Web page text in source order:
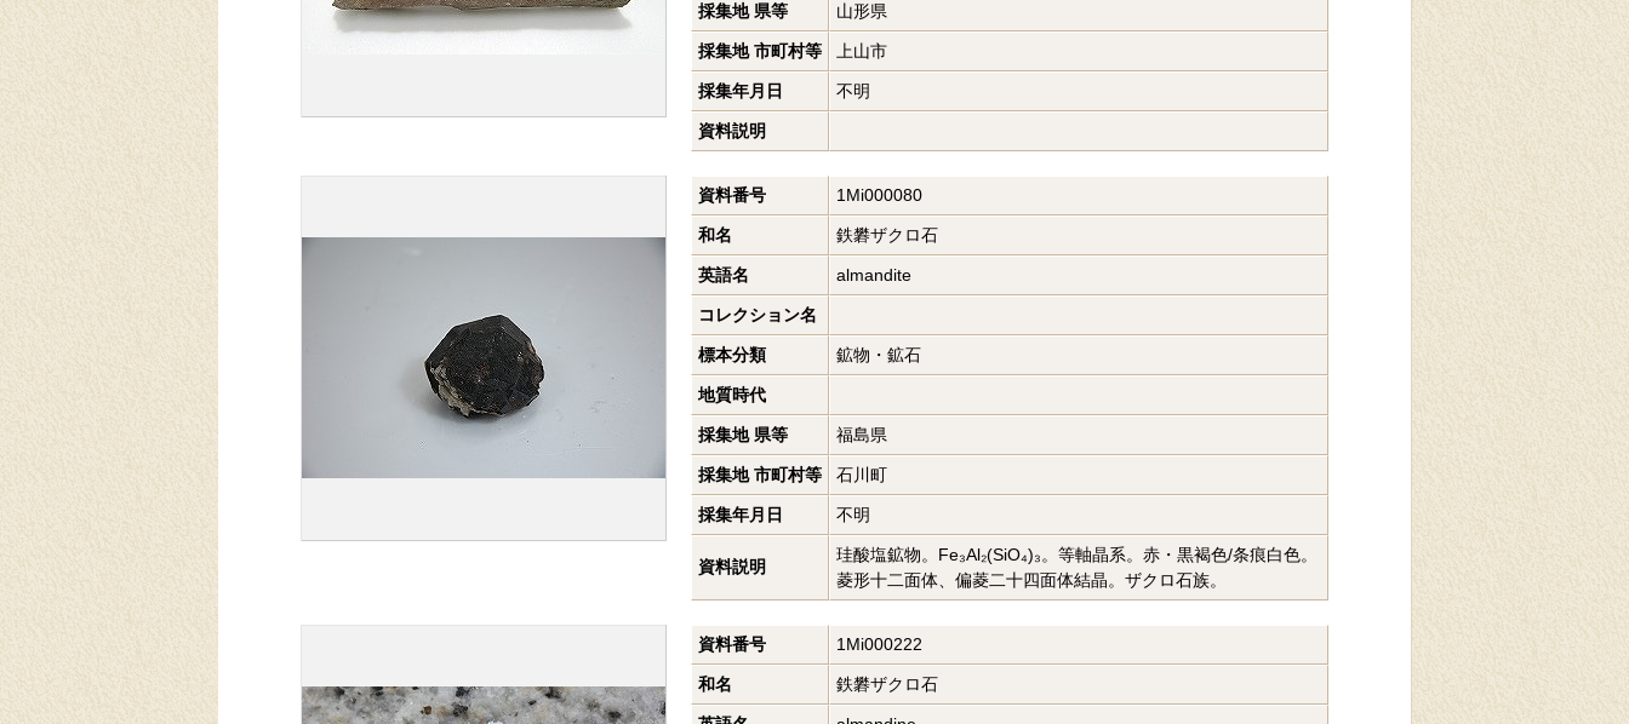
採集地 県等 山形県
採集地 市町村等 上山市
採集年月日 不明
資料説明
資料番号 1Mi000080
和名 鉄礬ザクロ石
英語名 almandite
コレクション名
標本分類 鉱物・鉱石
地質時代
採集地 県等 福島県
採集地 市町村等 石川町
採集年月日 不明
資料説明
珪酸塩鉱物。Fe₃Al₂(SiO₄)₃。等軸晶系。赤・黒褐色/条痕白色。
菱形十二面体、偏菱二十四面体結晶。ザクロ石族。
資料番号 1Mi000222
和名 鉄礬ザクロ石